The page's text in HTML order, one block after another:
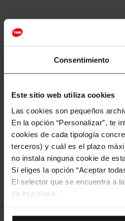
Consentimiento
Este sitio web utiliza cookies
Las cookies son pequeños
En la opción “Personalizar”, te
cookies de cada tipología
terceros) y cuál es el plazo
no instala ninguna cookie de
Si eliges la opción “Aceptar
El selector que se encuentra a
de esa clase.
de la tipología que hayas